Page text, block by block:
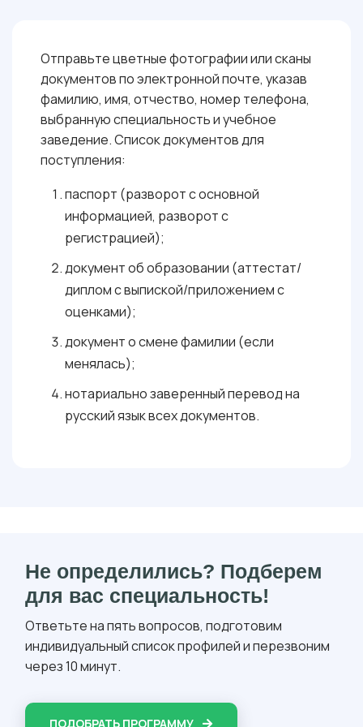
Отправьте цветные фотографии или сканы
документов по электронной почте, указав
фамилию, имя, отчество, номер телефона,
выбранную специальность и учебное
заведение. Список документов для
поступления:
паспорт (разворот с основной
информацией, разворот с
регистрацией);
документ об образовании (аттестат/
диплом с выпиской/приложением с
оценками);
документ о смене фамилии (если
менялась);
нотариально заверенный перевод на
русский язык всех документов.
Не определились? Подберем
для вас специальность!
Ответьте на пять вопросов, подготовим
индивидуальный список профилей и перезвоним
через 10 минут.
ПОДОБРАТЬ ПРОГРАММУ